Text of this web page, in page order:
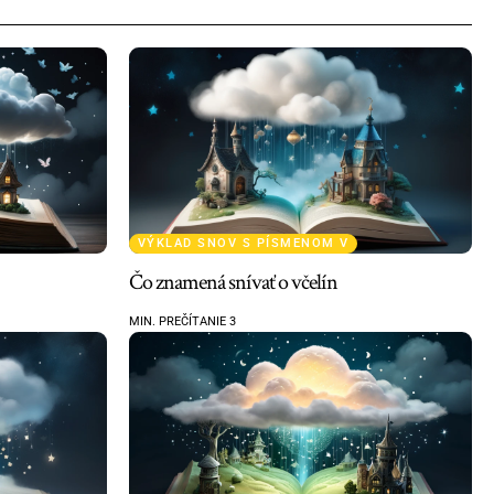
VÝKLAD SNOV S PÍSMENOM V
Čo znamená snívať o včelín
MIN. PREČÍTANIE 3